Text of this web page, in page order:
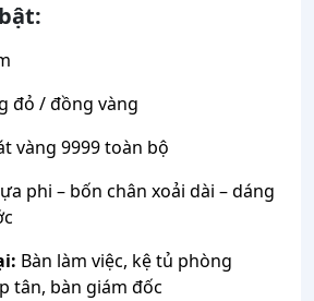
đỏ / đồng vàng
vàng 9999 toàn bộ
phi – bốn chân xoải dài – dáng
Bàn làm việc, kệ tủ phòng
tân, bàn giám đốc